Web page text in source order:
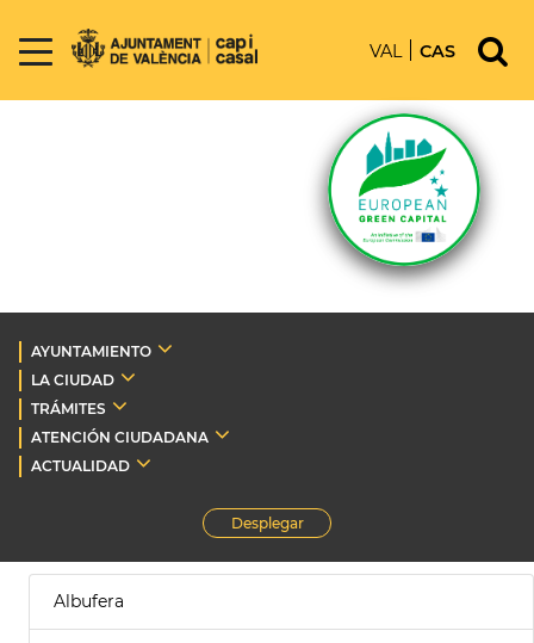
VAL CAS
AYUNTAMIENTO
LA CIUDAD
TRÁMITES
ATENCIÓN CIUDADANA
ACTUALIDAD
Desplegar
Albufera